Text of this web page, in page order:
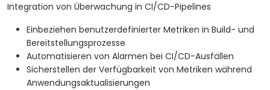
Integration von Überwachung in CI/CD-Pipelines
Einbeziehen benutzerdefinierter Metriken in Build- und
Bereitstellungsprozesse
Automatisieren von Alarmen bei CI/CD-Ausfällen
Sicherstellen der Verfügbarkeit von Metriken während
Anwendungsaktualisierungen